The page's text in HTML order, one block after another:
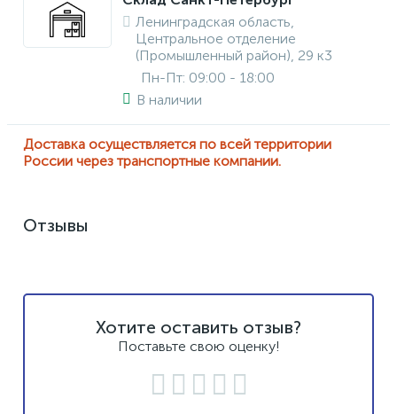
Ленинградская область,
Центральное отделение
(Промышленный район), 29 к3
Пн-Пт: 09:00 - 18:00
В наличии
Доставка осуществляется по всей территории
России через транспортные компании.
Отзывы
Хотите оставить отзыв?
Поставьте свою оценку!